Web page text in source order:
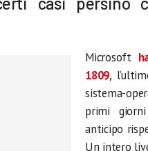
Microsoft
1809,
sistema-
primi
anticipo
Un intero